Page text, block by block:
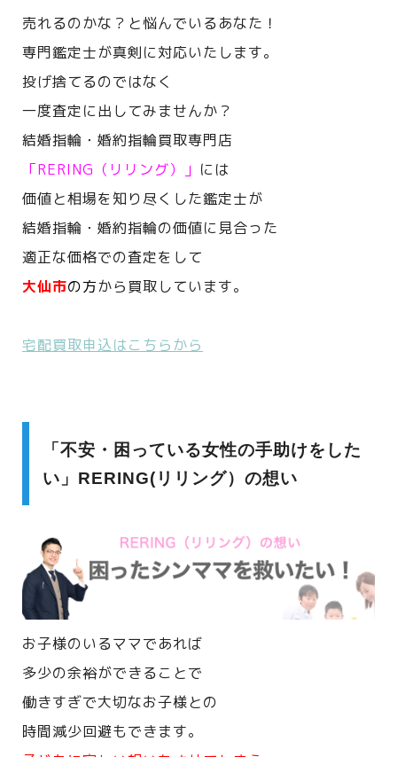
売れるのかな？と悩んでいるあなた！
専門鑑定士が真剣に対応いたします。
投げ捨てるのではなく
一度査定に出してみませんか？
結婚指輪・婚約指輪買取専門店
「RERING（リリング）」 には
価値と相場を知り尽くした鑑定士が
結婚指輪・婚約指輪の価値に見合った
適正な価格での査定をして
大仙市の方から買取しています。
宅配買取申込はこちらから
「不安・困っている女性の手助けをした
い」RERING(リリング）の想い
お子様のいるママであれば
多少の余裕ができることで
働きすぎで大切なお子様との
時間減少回避もできます。